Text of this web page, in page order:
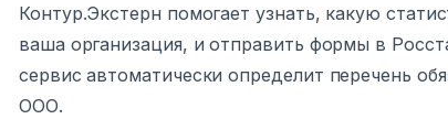
Контур.Экстерн помогает узнать, какую
ваша организация, и отправить формы в
сервис автоматически определит перечень
ООО.